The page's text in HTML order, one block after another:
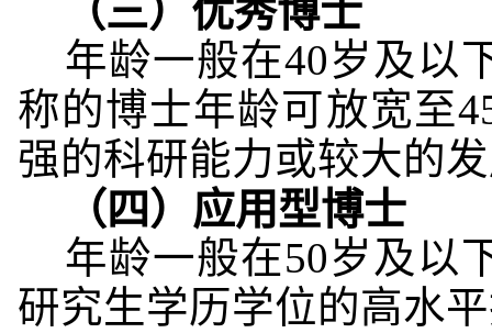
（三） 优秀博士
年龄一般在40岁及以
称的博士年龄可放宽至
强的科研能力或较大的
（四）应用型博士
年龄一般在50岁及以
研究生学历学位的高水